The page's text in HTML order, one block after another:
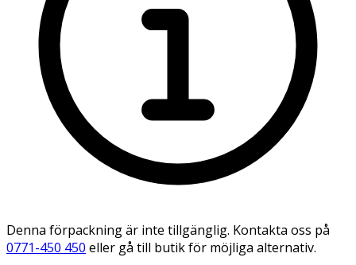
Denna förpackning är inte tillgänglig. Kontakta oss på
0771-450 450 eller gå till butik för möjliga alternativ.